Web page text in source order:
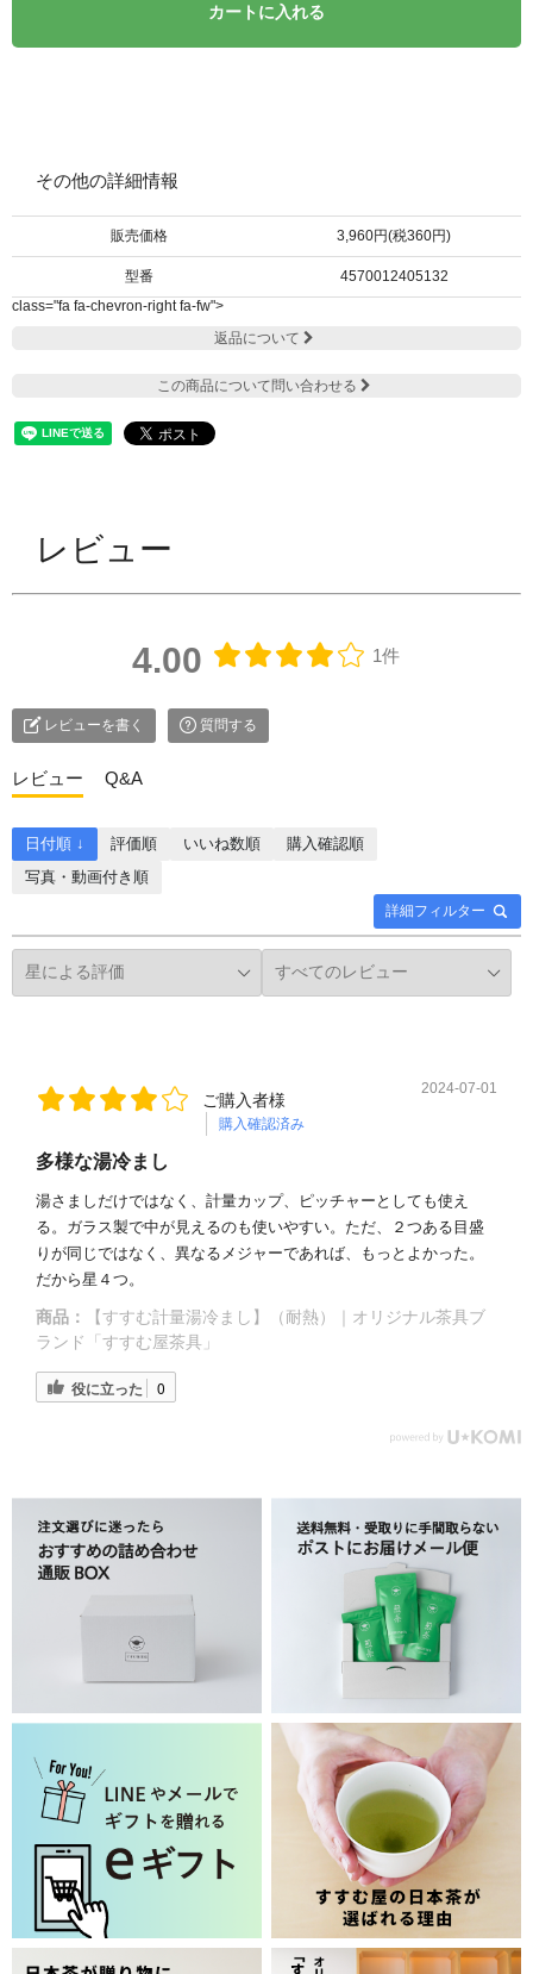
カートに入れる
その他の詳細情報
販売価格 3,960円(税360円)
型番
4570012405132
class="fa fa-chevron-right fa-fw">
返品について
この商品について問い合わせる
レビュー
4.00 1件
レビューを書く 質問する
レビュー Q&A
詳細フィルター
日付順 ↓ 評価順 いいね数順
購入確認順
写真・動画付き順
ご購入者様
購入確認済み
2024-07-01
多様な湯冷まし
湯さましだけではなく、計量カップ、ピッチャーとしても使え
る。ガラス製で中が見えるのも使いやすい。ただ、２つある目盛
りが同じではなく、異なるメジャーであれば、もっとよかった。
だから星４つ。
商品：
【すすむ計量湯冷まし】（耐熱）｜オリジナル茶具ブ
ランド「すすむ屋茶具」
役に立った 0